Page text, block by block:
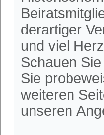
derartiger
und viel
Schauen
Sie
weiteren
unseren